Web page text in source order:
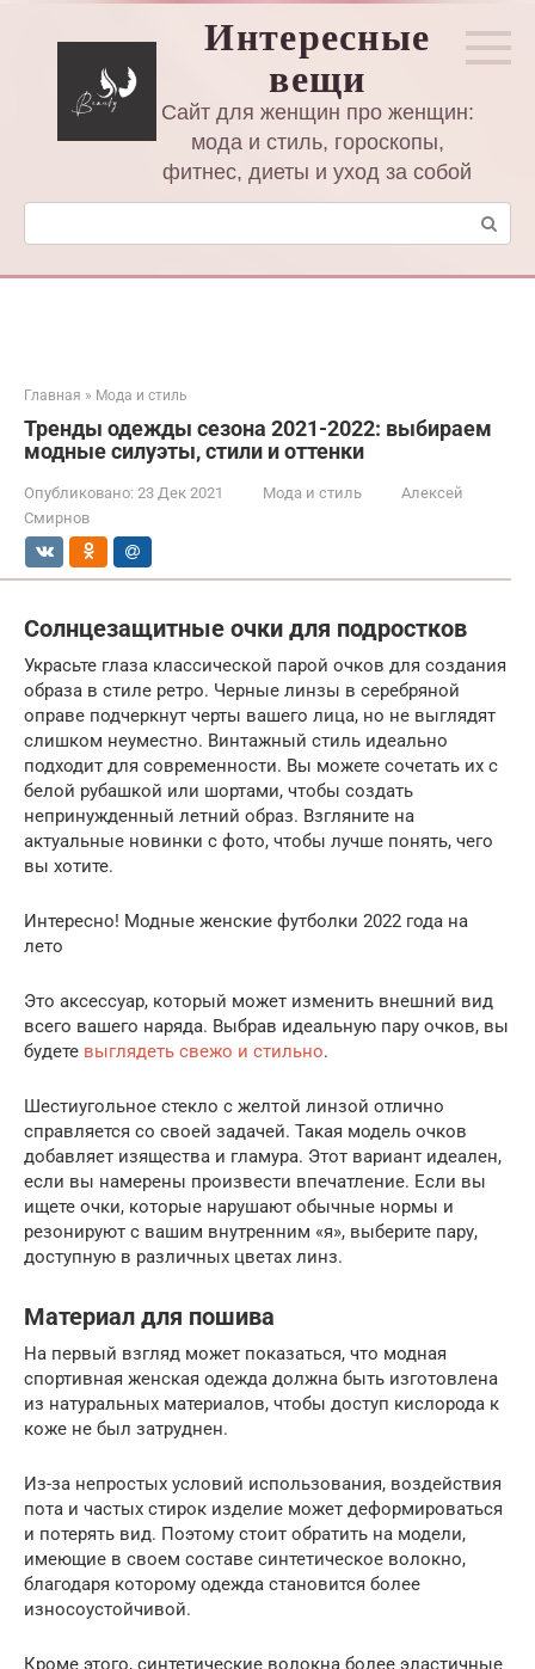
Интересные
вещи
Сайт для женщин про женщин:
мода и стиль, гороскопы,
фитнес, диеты и уход за собой
Поиск:
Главная » Мода и стиль
Тренды одежды сезона 2021-2022: выбираем
модные силуэты, стили и оттенки
Опубликовано: 23 Дек 2021 Мода и стиль
Алексей
Смирнов
Солнцезащитные очки для подростков
Украсьте глаза классической парой очков для создания
образа в стиле ретро. Черные линзы в серебряной
оправе подчеркнут черты вашего лица, но не выглядят
слишком неуместно. Винтажный стиль идеально
подходит для современности. Вы можете сочетать их с
белой рубашкой или шортами, чтобы создать
непринужденный летний образ. Взгляните на
актуальные новинки с фото, чтобы лучше понять, чего
вы хотите.
Интересно! Модные женские футболки 2022 года на
лето
Это аксессуар, который может изменить внешний вид
всего вашего наряда. Выбрав идеальную пару очков, вы
будете выглядеть свежо и стильно.
Шестиугольное стекло с желтой линзой отлично
справляется со своей задачей. Такая модель очков
добавляет изящества и гламура. Этот вариант идеален,
если вы намерены произвести впечатление. Если вы
ищете очки, которые нарушают обычные нормы и
резонируют с вашим внутренним «я», выберите пару,
доступную в различных цветах линз.
Материал для пошива
На первый взгляд может показаться, что модная
спортивная женская одежда должна быть изготовлена
из натуральных материалов, чтобы доступ кислорода к
коже не был затруднен.
Из-за непростых условий использования, воздействия
пота и частых стирок изделие может деформироваться
и потерять вид. Поэтому стоит обратить на модели,
имеющие в своем составе синтетическое волокно,
благодаря которому одежда становится более
износоустойчивой.
Кроме этого, синтетические волокна более эластичные